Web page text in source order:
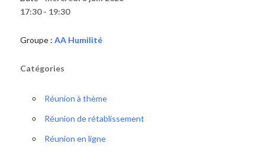
17:30 - 19:30
Groupe : AA Humilité
Catégories
Réunion à thème
Réunion de rétablissement
Réunion en ligne